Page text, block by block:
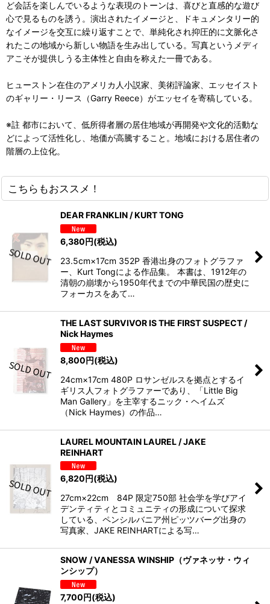
ど会話を楽しんでいるような表現のトーンは、喜びと直感的な遊び
心で見るものを誘う。演出されたイメージと、ドキュメンタリー的
なイメージを交互に繰り返すことで、単純化され抑圧的に文脈化さ
れたこの地域から新しい物語を生み出している。写真というメディ
アこそが提供しうる主体性と自由を称えた一冊である。
ヒューストン在住のアメリカ人小説家、美術評論家、エッセイスト
のギャリー・リース（Garry Reece）がエッセイを寄稿している。
※註 都市において、低所得者層の居住地域が再開発や文化的活動な
どによって活性化し、地価が高騰すること。地域における居住者の
階層の上位化。
こちらもおススメ！
DEAR FRANKLIN / KURT TONG
6,380円(税込)
23.5cm×17cm 352P 香港出身のフォトグラファ
ー、Kurt Tongによる作品集。 本書は、1912年の
清朝の崩壊から1950年代までの中華民国の歴史に
フォーカスをあて…
THE LAST SURVIVOR IS THE FIRST SUSPECT /
Nick Haymes
8,800円(税込)
24cm×17cm 480P ロサンゼルスを拠点とするイ
ギリス人フォトグラファーであり、「Little Big
Man Gallery」を主宰するニック・ヘイムズ
（Nick Haymes）の作品…
LAUREL MOUNTAIN LAUREL / JAKE
REINHART
6,820円(税込)
27cm×22cm 84P 限定750部 社会学を学びアイ
デンティティとコミュニティの形成について探求
している、ペンシルバニア州ピッツバーグ出身の
写真家、JAKE REINHARTによる写…
SNOW / VANESSA WINSHIP（ヴァネッサ・ウィ
ンシップ）
7,700円(税込)